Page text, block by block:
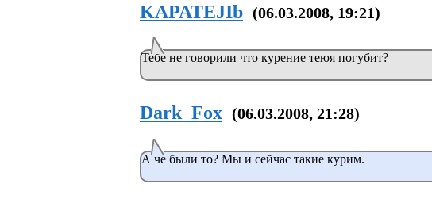
KAPATEJIb (06.03.2008, 19:21)
Тебе не говорили что курение теюя погубит?
Dark_Fox (06.03.2008, 21:28)
А че были то? Мы и сейчас такие курим.